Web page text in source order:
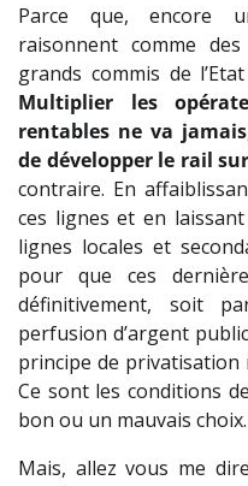
Parce que, encore
raisonnent comme
grands commis de
Multiplier les
rentables ne va jamais
de développer le rail
contraire. En
ces lignes et en
lignes locales et
pour que ces
définitivement, soit
perfusion d’argent
principe de privatisation
Ce sont les conditions
bon ou un mauvais choix.
Mais, allez vous me